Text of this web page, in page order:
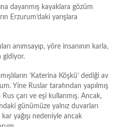
dayanmış kayaklara gözüm
Erzurum’daki yarışlara
anımsayıp, yöre insanının karla,
gidiyor.
‘Katerina Köşkü’ dediği av
Yine Ruslar tarafından yapılmış
çarı ve eşi kullanmış. Ancak,
günümüze yalnız duvarları
yağışı nedeniyle ancak